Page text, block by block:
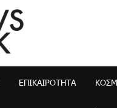
ΕΠΙΚΑΙΡΌΤΗΤΑ